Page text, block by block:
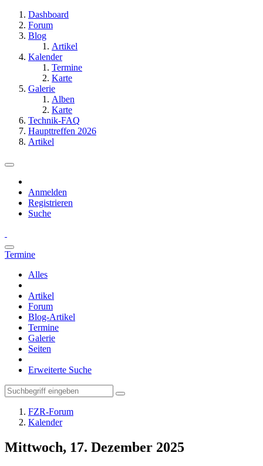
Dashboard
Forum
Blog
Artikel
Kalender
Termine
Karte
Galerie
Alben
Karte
Technik-FAQ
Haupttreffen 2026
Artikel
Anmelden
Registrieren
Suche
Termine
Alles
Artikel
Forum
Blog-Artikel
Termine
Galerie
Seiten
Erweiterte Suche
FZR-Forum
Kalender
Mittwoch, 17. Dezember 2025